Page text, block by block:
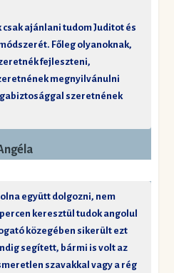
ajánlani tudom Juditot és
Főleg olyanoknak,
fejleszteni,
megnyilvánulni
szeretnének
együtt dolgozni, nem
keresztül tudok angolul
közegében sikerült ezt
segített, bármi is volt az
szavakkal vagy a rég